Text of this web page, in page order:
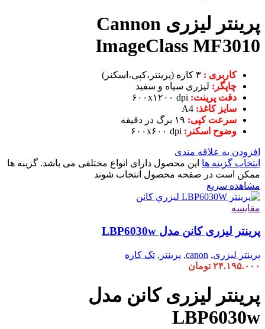
پرینتر لیزری Cannon
ImageClass MF3010
کاربری :
چاپگر: لیزری سیاه و سفید
دقت پرینت: ۶۰۰x۱۲۰۰ dpi
سایز کاغذ:
سرعت کپی:
وضوح اسکنر:
افزودن به علاقه مندی
انتخاب گزینه ها این محصول دارای انواع مختلفی می باشد. گزینه ها
ممکن است در صفحه محصول انتخاب شوند
مشاهده سریع
مقایسه
پرینتر لیزری کانن مدل LBP6030w
پرینتر لیزری,
canon
, پرینتر , تک کاره
۲۴.۱۹۵.۰۰۰ تومان
پرینتر لیزری کانن مدل
LBP6030w